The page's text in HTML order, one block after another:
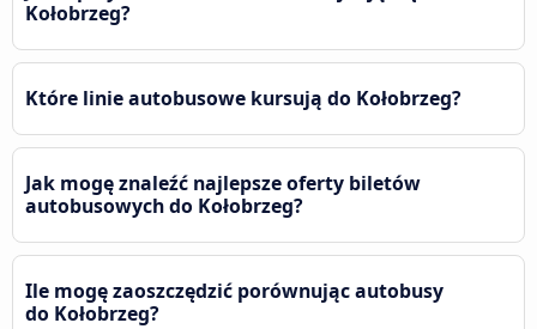
Kołobrzeg?
Które linie autobusowe kursują do Kołobrzeg?
Jak mogę znaleźć najlepsze oferty biletów
autobusowych do Kołobrzeg?
Ile mogę zaoszczędzić porównując autobusy
do Kołobrzeg?